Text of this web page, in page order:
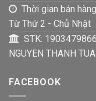
Thời gian bán
Từ Thứ 2 - Chủ Nhật
STK:
NGUYEN THANH
FACEBOOK